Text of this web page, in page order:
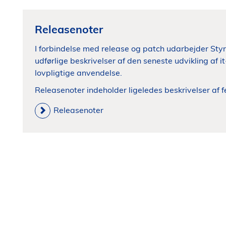
Releasenoter
I forbindelse med release og patch udarbejder
udførlige beskrivelser af den seneste udvikling
lovpligtige anvendelse.
Releasenoter indeholder ligeledes beskrivelser af
Releasenoter